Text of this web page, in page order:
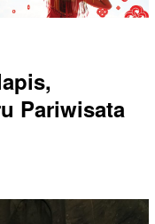
Pariwisata